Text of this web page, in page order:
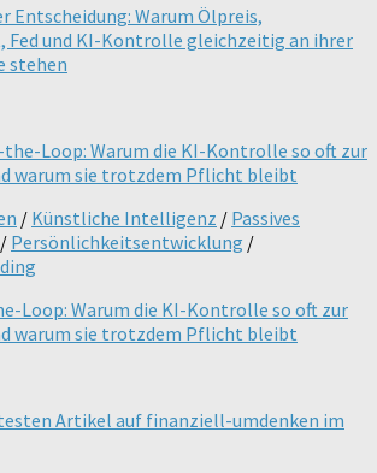
Entscheidung: Warum Ölpreis,
Fed und KI-Kontrolle gleichzeitig an ihrer
stehen
/ Künstliche Intelligenz / Passives
/ Persönlichkeitsentwicklung /
Loop: Warum die KI-Kontrolle so oft zur
warum sie trotzdem Pflicht bleibt